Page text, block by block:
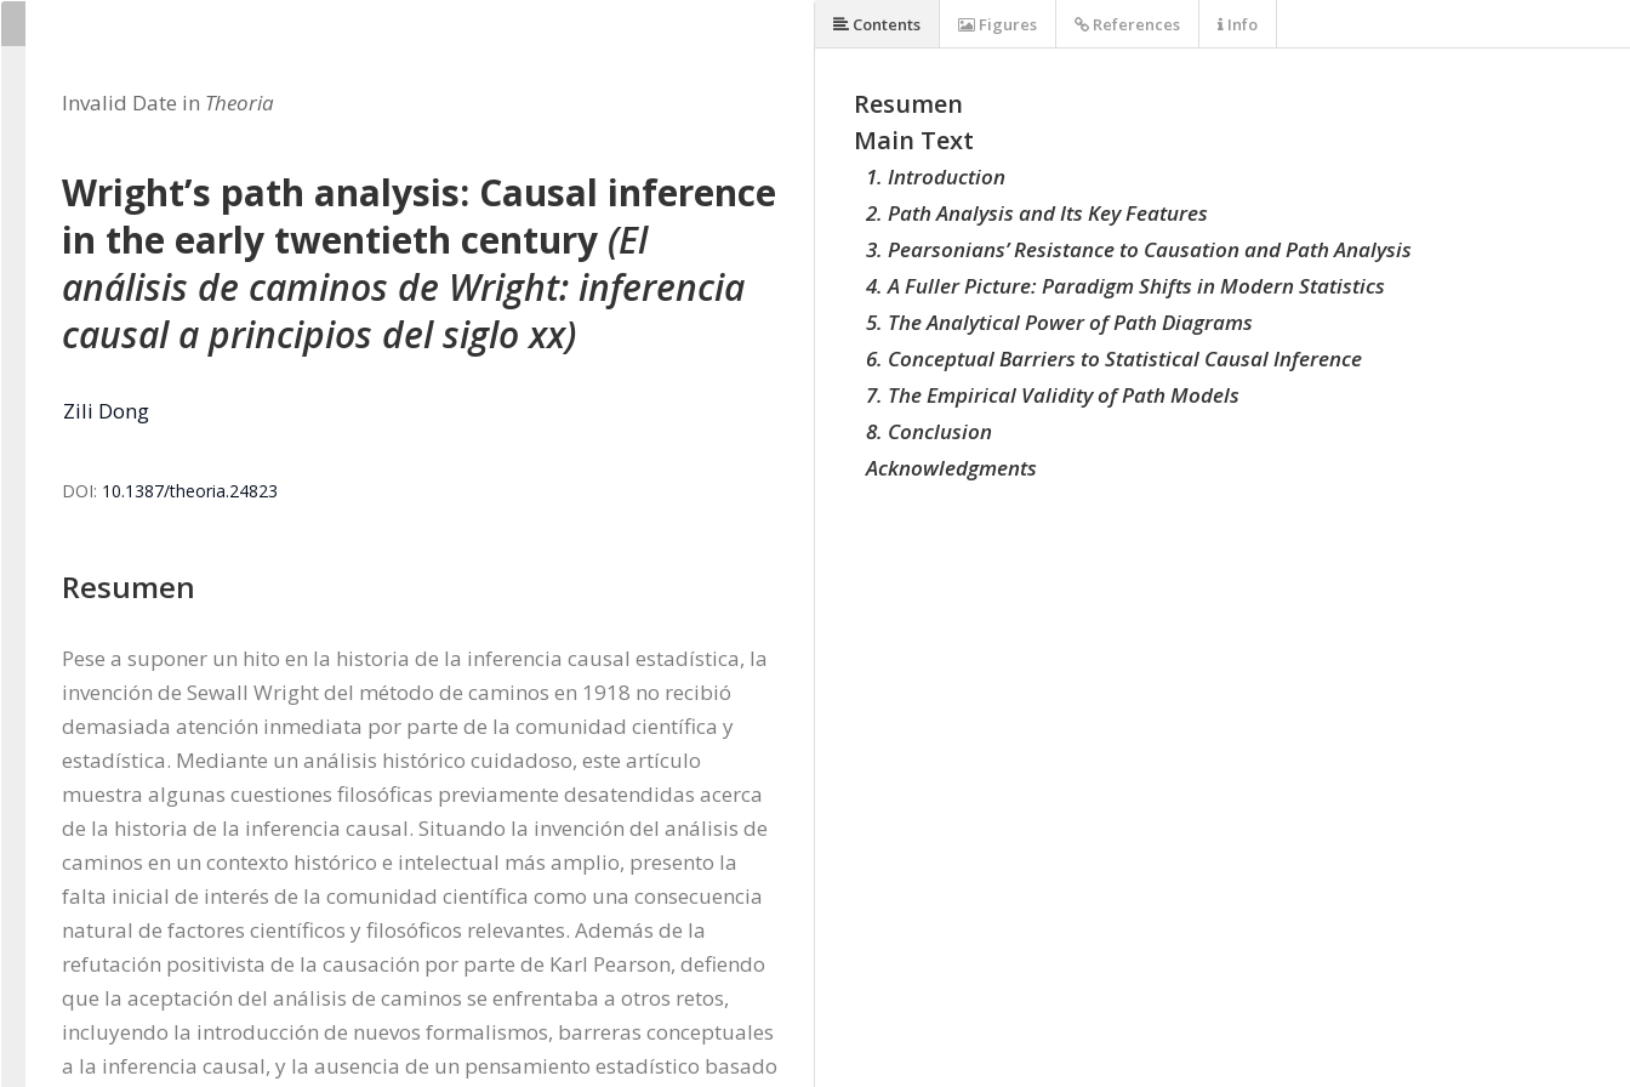
Invalid Date in Theoria
Wright’s path analysis: Causal inference
in the early twentieth century (El
análisis de caminos de Wright: inferencia
causal a principios del siglo xx)
Zili Dong
DOI: 10.1387/theoria.24823
Resumen
Pese a suponer un hito en la historia de la inferencia causal estadística, la
invención de Sewall Wright del método de caminos en 1918 no recibió
demasiada atención inmediata por parte de la comunidad científica y
estadística. Mediante un análisis histórico cuidadoso, este artículo
muestra algunas cuestiones filosóficas previamente desatendidas acerca
de la historia de la inferencia causal. Situando la invención del análisis de
caminos en un contexto histórico e intelectual más amplio, presento la
falta inicial de interés de la comunidad científica como una consecuencia
natural de factores científicos y filosóficos relevantes. Además de la
refutación positivista de la causación por parte de Karl Pearson, defiendo
que la aceptación del análisis de caminos se enfrentaba a otros retos,
incluyendo la introducción de nuevos formalismos, barreras conceptuales
a la inferencia causal, y la ausencia de un pensamiento estadístico basado
Resumen
Main Text
1. Introduction
2. Path Analysis and Its Key Features
3. Pearsonians’ Resistance to Causation and Path Analysis
4. A Fuller Picture: Paradigm Shifts in Modern Statistics
5. The Analytical Power of Path Diagrams
6. Conceptual Barriers to Statistical Causal Inference
7. The Empirical Validity of Path Models
8. Conclusion
Acknowledgments
Contents Figures References Info